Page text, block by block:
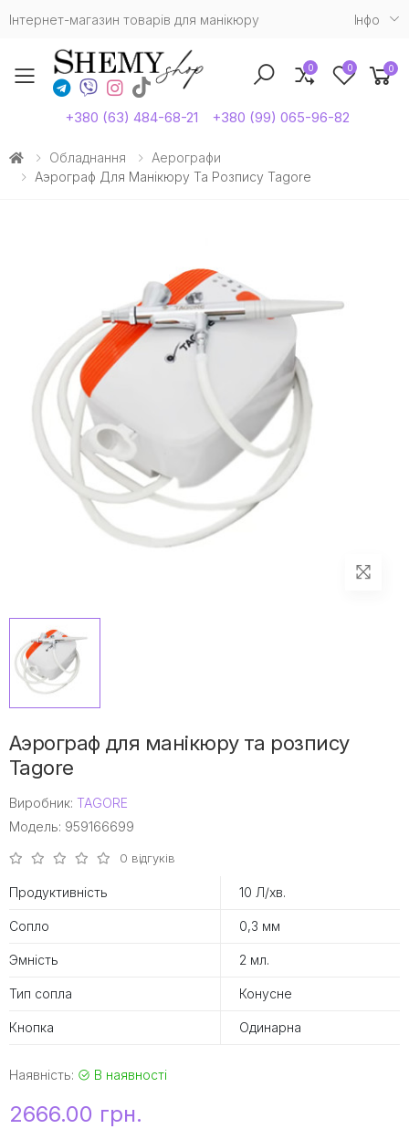
Інтернет-магазин товарів для манікюру Iнфо
Toggle mobile menu
+380 (63) 484-68-21 +380 (99) 065-96-82
0 0 0
Обладнання
Аерографи
Аэрограф Для Манікюру Та Розпису Tagore
Аэрограф для манікюру та розпису
Tagore
Виробник: TAGORE
Модель: 959166699
0 відгуків
Продуктивність 10 Л/хв.
Сопло 0,3 мм
Эмність 2 мл.
Тип сопла Конусне
Кнопка Одинарна
Наявність: В наявності
2666.00 грн.